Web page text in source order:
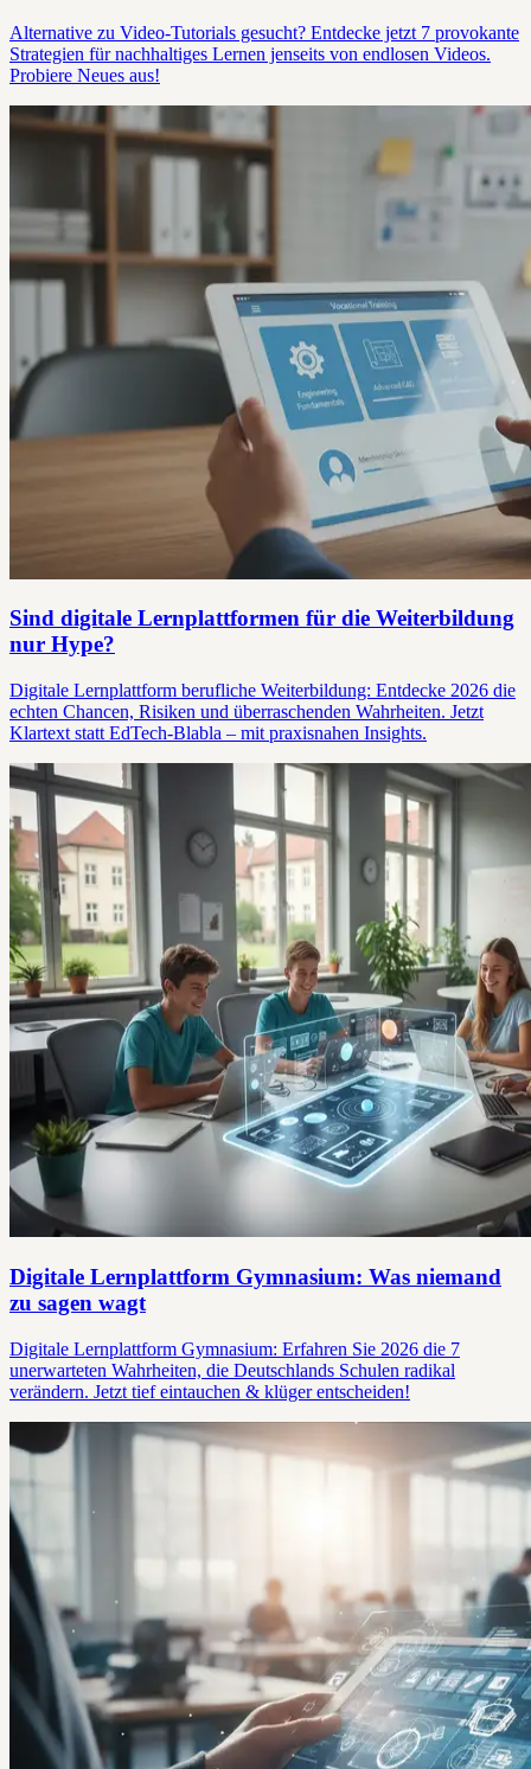
Alternative zu Video-Tutorials gesucht? Entdecke jetzt 7 provokante
Strategien für nachhaltiges Lernen jenseits von endlosen Videos.
Probiere Neues aus!
Sind digitale Lernplattformen für die Weiterbildung
nur Hype?
Digitale Lernplattform berufliche Weiterbildung: Entdecke 2026 die
echten Chancen, Risiken und überraschenden Wahrheiten. Jetzt
Klartext statt EdTech-Blabla – mit praxisnahen Insights.
Digitale Lernplattform Gymnasium: Was niemand
zu sagen wagt
Digitale Lernplattform Gymnasium: Erfahren Sie 2026 die 7
unerwarteten Wahrheiten, die Deutschlands Schulen radikal
verändern. Jetzt tief eintauchen & klüger entscheiden!